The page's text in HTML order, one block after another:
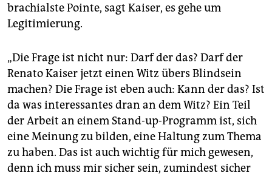
brachialste Pointe, sagt Kaiser, es gehe um
Legitimierung.
„Die Frage ist nicht nur: Darf der das? Darf der
Renato Kaiser jetzt einen Witz übers Blindsein
machen? Die Frage ist eben auch: Kann der das? Ist
da was interessantes dran an dem Witz? Ein Teil
der Arbeit an einem Stand-up-Programm ist, sich
eine Meinung zu bilden, eine Haltung zum Thema
zu haben. Das ist auch wichtig für mich gewesen,
denn ich muss mir sicher sein, zumindest sicher